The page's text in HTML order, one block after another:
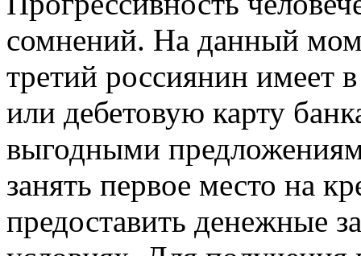
сомнений. На данный
третий россиянин имеет
или дебетовую карту
выгодными
занять первое место на
предоставить денежные